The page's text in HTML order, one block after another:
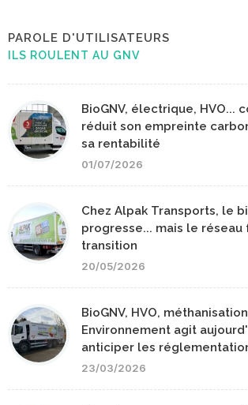
PAROLE D'UTILISATEURS
ILS ROULENT AU GNV
BioGNV, électrique, HVO...
réduit son empreinte
sa rentabilité
01/07/2026
Chez Alpak Transports, le
progresse... mais le
transition
20/05/2026
BioGNV, HVO,
Environnement agit
anticiper les
23/03/2026